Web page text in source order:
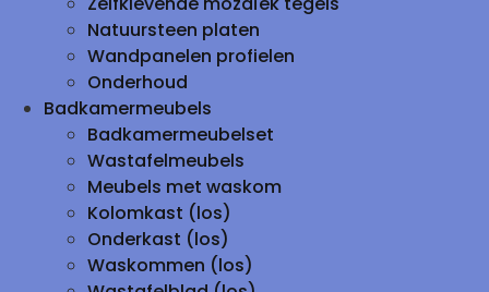
Natuursteen platen
Wandpanelen profielen
Onderhoud
Badkamermeubels
Badkamermeubelset
Wastafelmeubels
Meubels met waskom
Kolomkast (los)
Onderkast (los)
Waskommen (los)